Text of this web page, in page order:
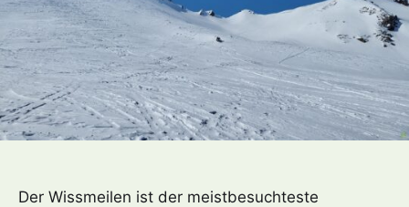
Der Wissmeilen ist der meistbesuchteste